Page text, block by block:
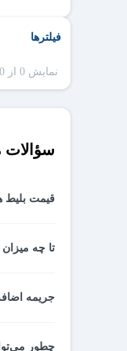
فیلترها
نمایش 0 از 0 نتیجه
سؤالات
قیمت بلیط
قیمت بلیط
تا چه
جریمه
چطور می‌توان